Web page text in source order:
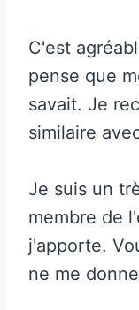
C'est
pense que
savait. Je
similaire
Je suis un
membre de
j'apporte.
ne me